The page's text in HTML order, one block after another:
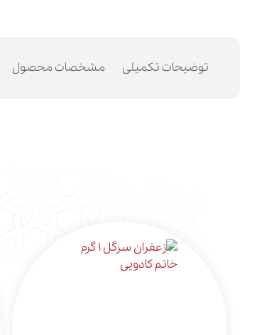
توضیحات تکمیلی مشخصات محصول